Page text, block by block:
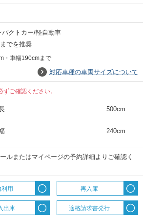
パクトカー/軽自動車
でを推奨
・車幅190cmまで
対応車種の車両サイズについて
ご確認ください。
500cm
240cm
ルまたはマイページの予約詳細よりご確認く
用 再入庫
出庫 適格請求書発行